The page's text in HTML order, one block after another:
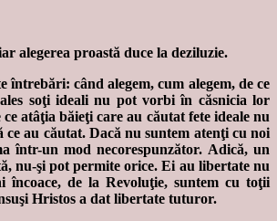
alegerea proastă duce la deziluzie.
întrebări: când alegem, cum alegem, de ce
soţi ideali nu pot vorbi în căsnicia lor
atâţia băieţi care au căutat fete ideale nu
ce au căutat. Dacă nu suntem atenţi cu noi
într-un mod necorespunzător. Adică, un
nu-şi pot permite orice. Ei au libertate nu
încoace, de la Revoluţie, suntem cu toţii
Hristos a dat libertate tuturor.